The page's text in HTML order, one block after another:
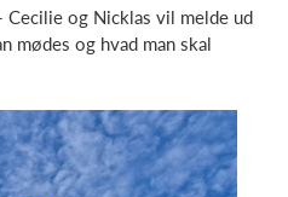
og Nicklas vil melde ud
mødes og hvad man skal